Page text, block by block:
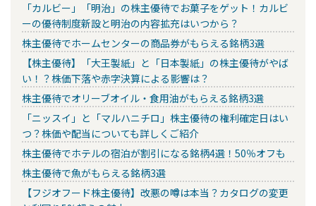
「カルビー」「明治」の株主優待でお菓子をゲット！カルビ
ーの優待制度新設と明治の内容拡充はいつから？
株主優待でホームセンターの商品券がもらえる銘柄3選
【株主優待】「大王製紙」と「日本製紙」の株主優待がやば
い！？株価下落や赤字決算による影響は？
株主優待でオリーブオイル・食用油がもらえる銘柄3選
「ニッスイ」と「マルハニチロ」株主優待の権利確定日はい
つ？株価や配当についても詳しくご紹介
株主優待でホテルの宿泊が割引になる銘柄4選！50％オフも
株主優待で魚がもらえる銘柄3選
【フジオフード株主優待】改悪の噂は本当？カタログの変更